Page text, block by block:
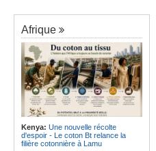
Afrique
Kenya: Une nouvelle récolte
d'espoir - Le coton Bt relance la
filière cotonnière à Lamu